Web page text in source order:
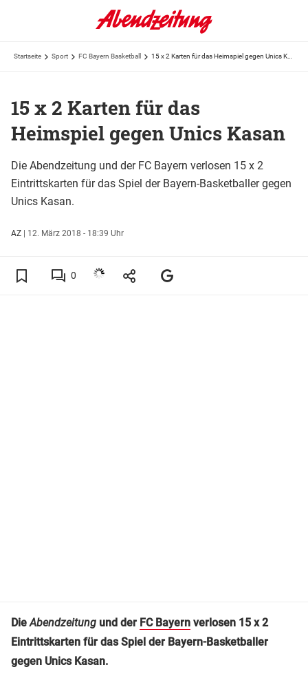
Startseite Sport FC Bayern Basketball
15 x 2 Karten für das
Heimspiel gegen Unics Kasan
Die Abendzeitung und der FC Bayern verlosen 15 x 2
Eintrittskarten für das Spiel der Bayern-Basketballer gegen
Unics Kasan.
AZ | 12. März 2018 - 18:39 Uhr
0
Die Abendzeitung und der FC Bayern verlosen 15 x 2
Eintrittskarten für das Spiel der Bayern-Basketballer
gegen Unics Kasan.